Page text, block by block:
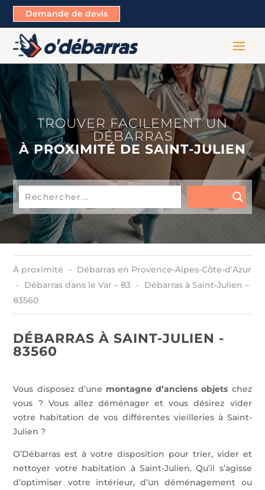
Demande de devis
TROUVER FACILEMENT UN
DÉBARRAS
À PROXIMITÉ DE SAINT-JULIEN
À proximité
Débarras en Provence-Alpes-Côte-d’Azur
Débarras dans le Var – 83
Débarras à Saint-Julien –
83560
DÉBARRAS À SAINT-JULIEN -
83560
Vous disposez d’une montagne d’anciens objets chez
vous ? Vous allez déménager et vous désirez vider
votre habitation de vos différentes vieilleries à Saint-
Julien ?
O’Débarras est à votre disposition pour trier, vider et
nettoyer votre habitation à Saint-Julien. Qu’il s’agisse
d’optimiser votre intérieur, d’un déménagement ou